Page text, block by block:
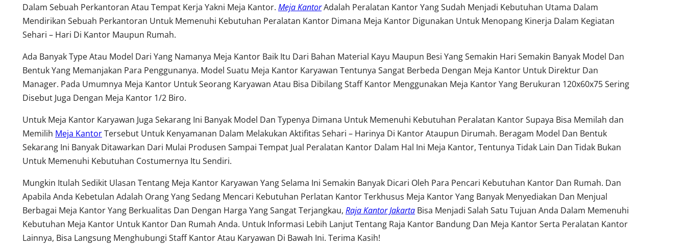
Dalam Sebuah Perkantoran Atau Tempat Kerja Yakni Meja Kantor. Meja KantorAdalah Peralatan Kantor Yang Sudah Menjadi Kebutuhan Utama Dalam
Mendirikan Sebuah Perkantoran Untuk Memenuhi Kebutuhan Peralatan Kantor Dimana Meja Kantor Digunakan Untuk Menopang Kinerja Dalam Kegiatan
Sehari – Hari Di Kantor Maupun Rumah.
Ada Banyak Type Atau Model Dari Yang Namanya Meja Kantor Baik Itu Dari Bahan Material Kayu Maupun Besi Yang Semakin Hari Semakin Banyak Model Dan
Bentuk Yang Memanjakan Para Penggunanya. Model Suatu Meja Kantor Karyawan Tentunya Sangat Berbeda Dengan Meja Kantor Untuk Direktur Dan
Manager. Pada Umumnya Meja Kantor Untuk Seorang Karyawan Atau Bisa Dibilang Staff Kantor Menggunakan Meja Kantor Yang Berukuran 120x60x75 Sering
Disebut Juga Dengan Meja Kantor 1/2 Biro.
Untuk Meja Kantor Karyawan Juga Sekarang Ini Banyak Model Dan Typenya Dimana Untuk Memenuhi Kebutuhan Peralatan Kantor Supaya Bisa Memilah dan
Memilih Meja KantorTersebut Untuk Kenyamanan Dalam Melakukan Aktifitas Sehari – Harinya Di Kantor Ataupun Dirumah. Beragam Model Dan Bentuk
Sekarang Ini Banyak Ditawarkan Dari Mulai Produsen Sampai Tempat Jual Peralatan Kantor Dalam Hal Ini Meja Kantor, Tentunya Tidak Lain Dan Tidak Bukan
Untuk Memenuhi Kebutuhan Costumernya Itu Sendiri.
Mungkin Itulah Sedikit Ulasan Tentang Meja Kantor Karyawan Yang Selama Ini Semakin Banyak Dicari Oleh Para Pencari Kebutuhan Kantor Dan Rumah. Dan
Apabila Anda Kebetulan Adalah Orang Yang Sedang Mencari Kebutuhan Perlatan Kantor Terkhusus Meja Kantor Yang Banyak Menyediakan Dan Menjual
Berbagai Meja Kantor Yang Berkualitas Dan Dengan Harga Yang Sangat Terjangkau, Raja Kantor Jakarta Bisa Menjadi Salah Satu Tujuan Anda Dalam Memenuhi
Kebutuhan Meja Kantor Untuk Kantor Dan Rumah Anda. Untuk Informasi Lebih Lanjut Tentang Raja Kantor Bandung Dan Meja Kantor Serta Peralatan Kantor
Lainnya, Bisa Langsung Menghubungi Staff Kantor Atau Karyawan Di Bawah Ini. Terima Kasih!